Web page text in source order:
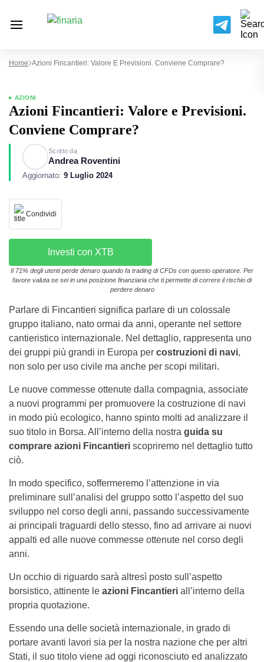
Home Azioni Fincantieri: Valore E Previsioni. Conviene Comprare?
AZIONI
Azioni Fincantieri: Valore e Previsioni.
Conviene Comprare?
Scritto da
Andrea Roventini
Aggiornato: 9 Luglio 2024
Condividi
Investi con XTB
Il 71% degli utenti perde denaro quando fa trading di CFDs con questo operatore. Per
favore valuta se sei in una posizione finanziaria che ti permette di correre il rischio di
perdere denaro
Parlare di Fincantieri significa parlare di un colossale
gruppo italiano, nato ormai da anni, operante nel settore
cantieristico internazionale. Nel dettaglio, rappresenta uno
dei gruppi più grandi in Europa per costruzioni di navi,
non solo per uso civile ma anche per scopi militari.
Le nuove commesse ottenute dalla compagnia, associate
a nuovi programmi per promuovere la costruzione di navi
in modo più ecologico, hanno spinto molti ad analizzare il
suo titolo in Borsa. All’interno della nostra guida su
comprare azioni Fincantieri scopriremo nel dettaglio tutto
ciò.
In modo specifico, soffermeremo l’attenzione in via
preliminare sull’analisi del gruppo sotto l’aspetto del suo
sviluppo nel corso degli anni, passando successivamente
ai principali traguardi dello stesso, fino ad arrivare ai nuovi
appalti ed alle nuove commesse ottenute nel corso degli
anni.
Un occhio di riguardo sarà altresì posto sull’aspetto
borsistico, attinente le azioni Fincantieri all’interno della
propria quotazione.
Essendo una delle società internazionale, in grado di
portare avanti lavori sia per la nostra nazione che per altri
Stati, il suo titolo viene ad oggi riconosciuto ed analizzato